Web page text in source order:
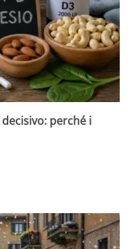
perché i